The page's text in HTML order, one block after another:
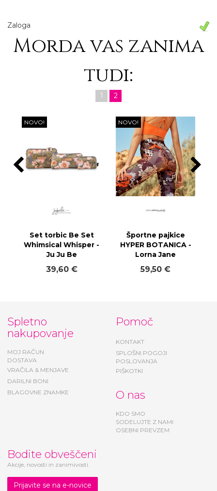
Zaloga
Morda vas zanima
tudi:
1 2
NOVO!
Set torbic Be Set
Whimsical Whisper -
Ju Ju Be
39,60 €
NOVO!
Športne pajkice
HYPER BOTANICA -
Lorna Jane
59,50 €
Spletno
nakupovanje
MOJ RAČUN
DOSTAVA
VRAČILA & MENJAVE
DARILNI BONI
BLAGOVNE ZNAMKE
Pomoč
KONTAKT
SPLOŠNI POGOJI
POSLOVANJA
PIŠKOTKI
O nas
KDO SMO
SODELUJTE Z NAMI
OSEBNI PREVZEM
Bodite obveščeni
Akcije, novosti in zanimivosti.
Prijavite se na e-novice